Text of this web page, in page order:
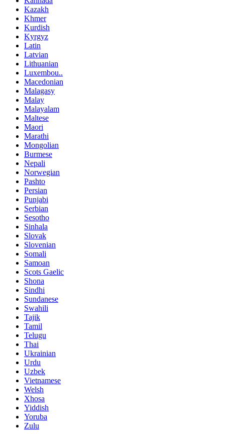
Kazakh
Khmer
Kurdish
Kyrgyz
Latin
Latvian
Lithuanian
Luxembou..
Macedonian
Malagasy
Malay
Malayalam
Maltese
Maori
Marathi
Mongolian
Burmese
Nepali
Norwegian
Pashto
Persian
Punjabi
Serbian
Sesotho
Sinhala
Slovak
Slovenian
Somali
Samoan
Scots Gaelic
Shona
Sindhi
Sundanese
Swahili
Tajik
Tamil
Telugu
Thai
Ukrainian
Urdu
Uzbek
Vietnamese
Welsh
Xhosa
Yiddish
Yoruba
Zulu